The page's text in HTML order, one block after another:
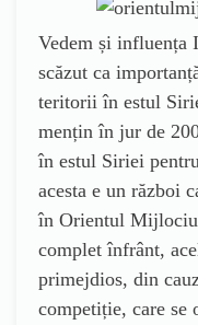
Vedem și influența
scăzut ca
teritorii în estul
mențin în jur de
în estul Siriei
acesta e un război
în Orientul Mijlociu
complet înfrânt,
primejdios, din
competiție, care se